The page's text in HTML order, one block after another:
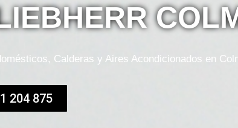
Calderas y Aires Acondicionados en
204 875